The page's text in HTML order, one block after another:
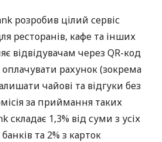
розробив цілий сервіс
ресторанів, кафе та інших
відвідувачам через QR-код
рахунок (зокрема
чайові та відгуки без
за приймання таких
складає 1,3% від суми з усіх
та 2% з карток